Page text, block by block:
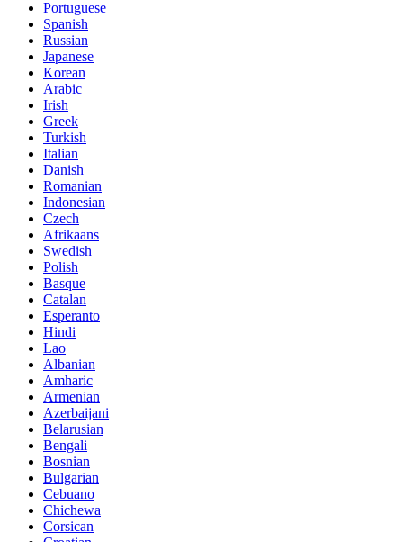
Portuguese
Spanish
Russian
Japanese
Korean
Arabic
Irish
Greek
Turkish
Italian
Danish
Romanian
Indonesian
Czech
Afrikaans
Swedish
Polish
Basque
Catalan
Esperanto
Hindi
Lao
Albanian
Amharic
Armenian
Azerbaijani
Belarusian
Bengali
Bosnian
Bulgarian
Cebuano
Chichewa
Corsican